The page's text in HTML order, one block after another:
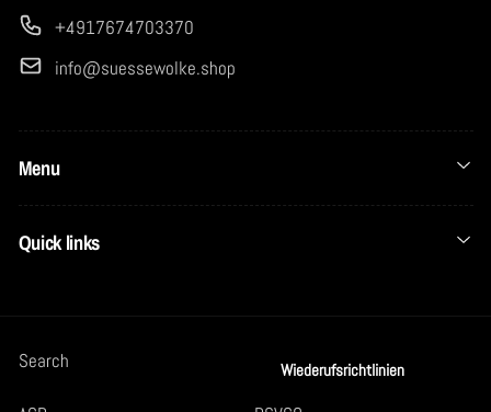
+4917674703370
info@suessewolke.shop
Menu
Quick links
Search Wiederufsrichtlinien